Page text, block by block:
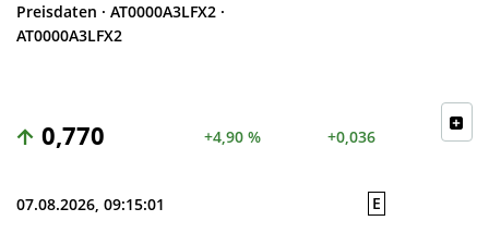
Preisdaten · AT0000A3LFX2 ·
AT0000A3LFX2
0,770 +4,90 % +0,036
07.08.2026, 09:15:01 E